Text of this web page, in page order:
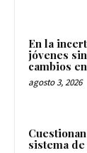
En la
jóvenes
cambios
agosto 3, 2026
sistema